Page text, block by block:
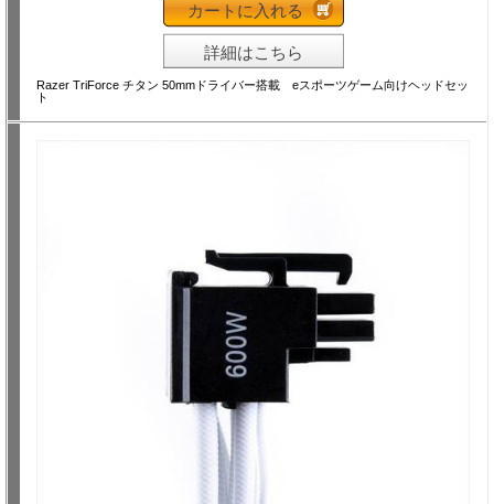
カートに入れる
詳細はこちら
Razer TriForce チタン 50mmドライバー搭載 eスポーツゲーム向けヘッドセッ
ト